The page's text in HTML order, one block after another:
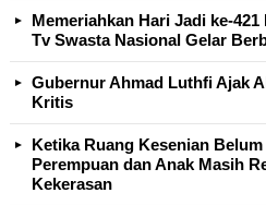
Memeriahkan Hari Jadi ke-
Tv Swasta Nasional Gelar
Gubernur Ahmad Luthfi Ajak
Kritis
Ketika Ruang Kesenian
Perempuan dan Anak Masih
Kekerasan